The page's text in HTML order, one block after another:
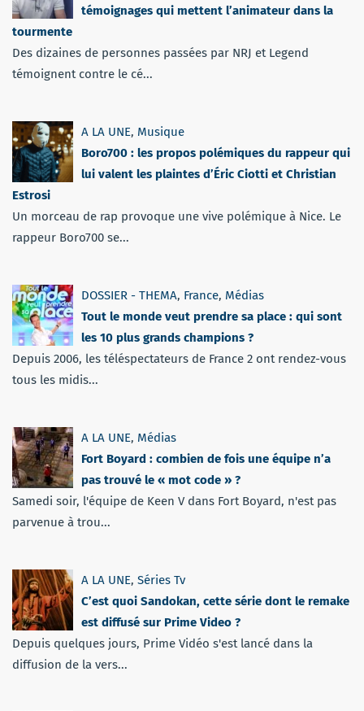
témoignages qui mettent l’animateur dans la
tourmente
Des dizaines de personnes passées par NRJ et Legend
témoignent contre le cé...
A LA UNE, Musique
Boro700 : les propos polémiques du rappeur qui
lui valent les plaintes d’Éric Ciotti et Christian
Estrosi
Un morceau de rap provoque une vive polémique à Nice. Le
rappeur Boro700 se...
DOSSIER - THEMA, France, Médias
Tout le monde veut prendre sa place : qui sont
les 10 plus grands champions ?
Depuis 2006, les téléspectateurs de France 2 ont rendez-vous
tous les midis...
A LA UNE, Médias
Fort Boyard : combien de fois une équipe n’a
pas trouvé le « mot code » ?
Samedi soir, l'équipe de Keen V dans Fort Boyard, n'est pas
parvenue à trou...
A LA UNE, Séries Tv
C’est quoi Sandokan, cette série dont le remake
est diffusé sur Prime Video ?
Depuis quelques jours, Prime Vidéo s'est lancé dans la
diffusion de la vers...